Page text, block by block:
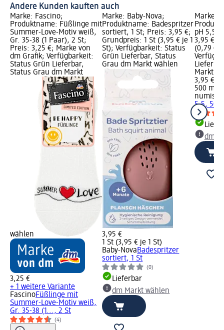
Andere Kunden kauften auch
Marke: Fascino;
Produktname: Füßlinge mit
Summer-Love-Motiv weiß,
Gr. 35-38 (1 Paar), 2 St;
Preis: 3,25 €; Marke von
dm Grafik; Verfügbarkeit:
Status Grün Lieferbar,
Status Grau dm Markt
wählen
3,25 €
+ 1 weitere Variante
FascinoFüßlinge mit
Summer-Love-Motiv weiß,
Gr. 35-38 (1..., 2 St
(4)
Marke: Baby-Nova;
Produktname: Badespritzer
sortiert, 1 St; Preis: 3,95 €;
Grundpreis: 1 St (3,95 € je 1
St); Verfügbarkeit: Status
Grün Lieferbar, Status
Grau dm Markt wählen
3,95 €
1 St (3,95 € je 1 St)
Baby-NovaBadespritzer
sortiert, 1 St
(0)
Lieferbar
dm Markt wählen
Marke:
pH 5,5,
3,95 €;
(0,79 €
Markt
3,95 €
500 ml
numis
5,5, 500
dm